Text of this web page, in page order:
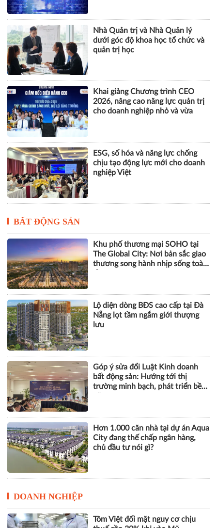
Nhà Quản trị và Nhà Quản lý
dưới góc độ khoa học tổ chức và
quản trị học
Khai giảng Chương trình CEO
2026, nâng cao năng lực quản trị
cho doanh nghiệp nhỏ và vừa
ESG, số hóa và năng lực chống
chịu tạo động lực mới cho doanh
nghiệp Việt
BẤT ĐỘNG SẢN
Khu phố thương mại SOHO tại
The Global City: Nơi bản sắc giao
thương song hành nhịp sống toàn
Lộ diện dòng BĐS cao cấp tại Đà
Nẵng lọt tầm ngắm giới thượng
lưu
Góp ý sửa đổi Luật Kinh doanh
bất động sản: Hướng tới thị
trường minh bạch, phát triển bền
Hơn 1.000 căn nhà tại dự án Aqua
City đang thế chấp ngân hàng,
chủ đầu tư nói gì?
DOANH NGHIỆP
Tôm Việt đối mặt nguy cơ chịu